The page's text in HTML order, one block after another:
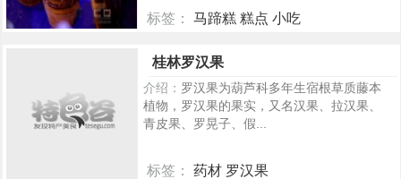
标签： 马蹄糕 糕点 小吃
桂林罗汉果
介绍： 罗汉果为葫芦科多年生宿根草质藤本
植物，罗汉果的果实，又名汉果、拉汉果、
青皮果、罗晃子、假...
标签： 药材 罗汉果